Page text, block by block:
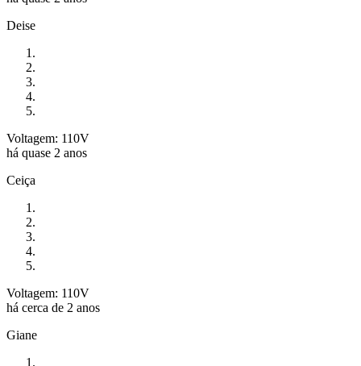
Deise
Voltagem: 110V
há quase 2 anos
Ceiça
Voltagem: 110V
há cerca de 2 anos
Giane